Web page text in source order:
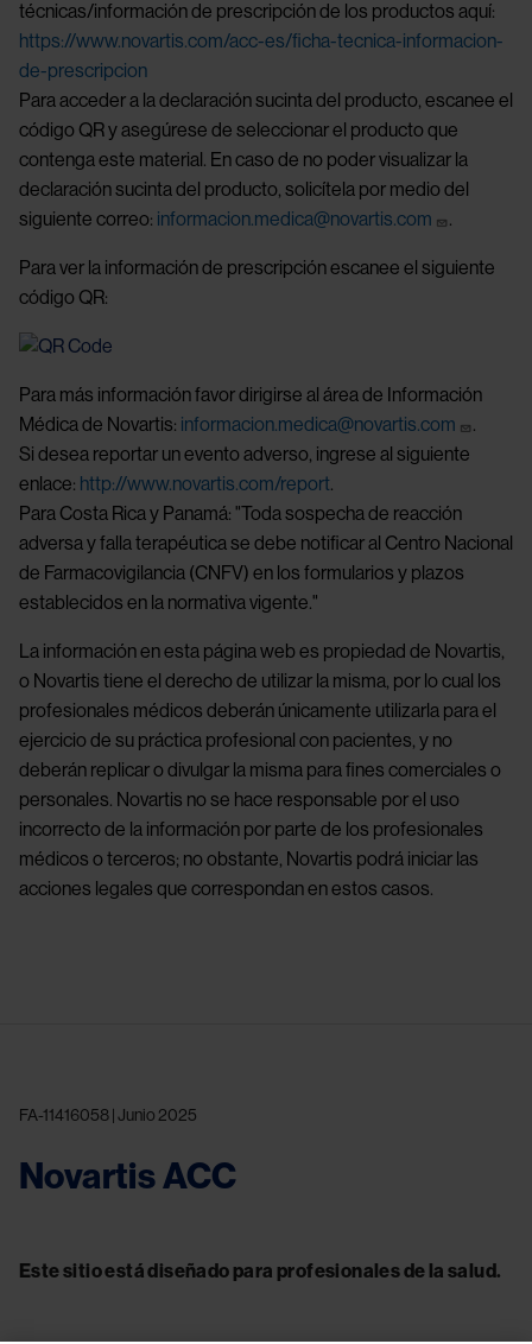
técnicas/información de prescripción de los productos aquí:
https://www.novartis.com/acc-es/ficha-tecnica-informacion-
de-prescripcion
Para acceder a la declaración sucinta del producto, escanee el
código QR y asegúrese de seleccionar el producto que
contenga este material. En caso de no poder visualizar la
declaración sucinta del producto, solicítela por medio del
siguiente correo: informacion.medica@novartis.com .
Para ver la información de prescripción escanee el siguiente
código QR:
Para más información favor dirigirse al área de Información
Médica de Novartis: informacion.medica@novartis.com
.
Si desea reportar un evento adverso, ingrese al siguiente
enlace: http://www.novartis.com/report.
Para Costa Rica y Panamá: "Toda sospecha de reacción
adversa y falla terapéutica se debe notificar al Centro Nacional
de Farmacovigilancia (CNFV) en los formularios y plazos
establecidos en la normativa vigente."
La información en esta página web es propiedad de Novartis,
o Novartis tiene el derecho de utilizar la misma, por lo cual los
profesionales médicos deberán únicamente utilizarla para el
ejercicio de su práctica profesional con pacientes, y no
deberán replicar o divulgar la misma para fines comerciales o
personales. Novartis no se hace responsable por el uso
incorrecto de la información por parte de los profesionales
médicos o terceros; no obstante, Novartis podrá iniciar las
acciones legales que correspondan en estos casos.
FA-11416058 | Junio 2025
Novartis ACC
Este sitio está diseñado para profesionales de la salud.